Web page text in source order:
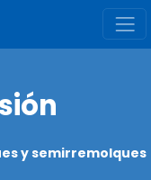
y semirremolques